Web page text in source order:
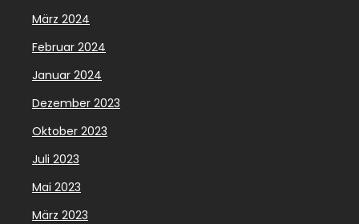
März 2024
Februar 2024
Januar 2024
Dezember 2023
Oktober 2023
Juli 2023
Mai 2023
März 2023